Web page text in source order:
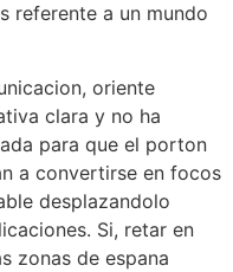
referente a un mundo
oriente
clara y no ha
para que el porton
a convertirse en focos
desplazandolo
Si, retar en
zonas de espana